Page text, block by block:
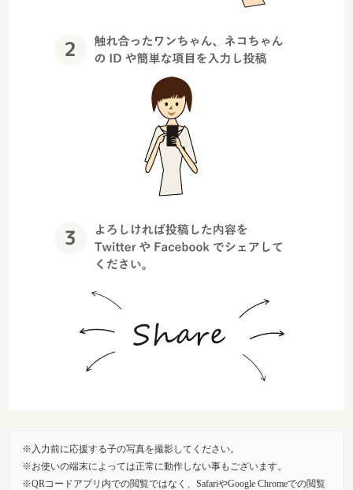
入力前に応援する子の写真を撮影してください。
お使いの端末によっては正常に動作しない事もございます。
QRコードアプリ内での閲覧ではなく、SafariやGoogle Chromeでの閲覧